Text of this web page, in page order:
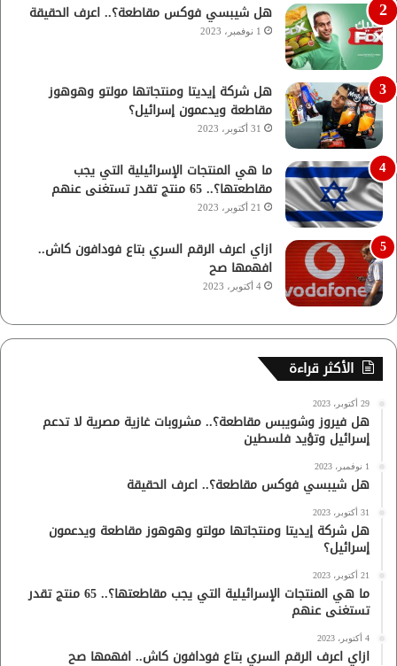
هل شيبسي فوكس مقاطعة؟.. اعرف الحقيقة
1 نوفمبر، 2023
هل شركة إيديتا ومنتجاتها مولتو وهوهوز
مقاطعة ويدعمون إسرائيل؟
31 أكتوبر، 2023
ما هي المنتجات الإسرائيلية التي يجب
مقاطعتها؟.. 65 منتج تقدر تستغنى عنهم
21 أكتوبر، 2023
ازاي اعرف الرقم السري بتاع فودافون كاش..
افهمها صح
4 أكتوبر، 2023
الأكثر قراءة
29 أكتوبر، 2023
هل فيروز وشويبس مقاطعة؟.. مشروبات غازية مصرية لا تدعم
إسرائيل وتؤيد فلسطين
1 نوفمبر، 2023
هل شيبسي فوكس مقاطعة؟.. اعرف الحقيقة
31 أكتوبر، 2023
هل شركة إيديتا ومنتجاتها مولتو وهوهوز مقاطعة ويدعمون
إسرائيل؟
21 أكتوبر، 2023
ما هي المنتجات الإسرائيلية التي يجب مقاطعتها؟.. 65 منتج تقدر
تستغنى عنهم
4 أكتوبر، 2023
ازاي اعرف الرقم السري بتاع فودافون كاش.. افهمها صح